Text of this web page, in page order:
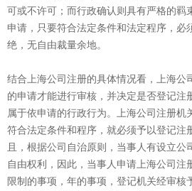
可或不许可；而行政确认则具有严格的羁
申请，只要符合法定条件和法定程序，必
绝，无自由裁量余地。
结合上海公司注册的具体情况看，上海公
的申请才能进行审核，并决定是否登记注
属于依申请的行政行为。上海公司注册机
符合法定条件和程序，就必须予以登记注
且，根据公司自治原则，当事人有设立公
自由权利，因此，当事人申请上海公司注
限制的事项，年的事项，登记机关经审核